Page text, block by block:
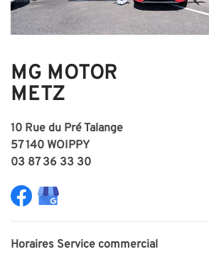
MG MOTOR
METZ
10 Rue du Pré Talange
57 140 WOIPPY
03 87 36 33 30
Horaires Service commercial